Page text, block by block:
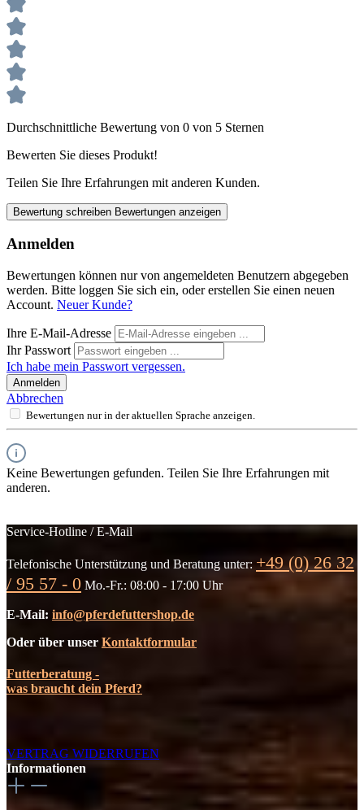
Durchschnittliche Bewertung von 0 von 5 Sternen
Bewerten Sie dieses Produkt!
Teilen Sie Ihre Erfahrungen mit anderen Kunden.
Bewertung schreiben Bewertungen anzeigen
Anmelden
Bewertungen können nur von angemeldeten Benutzern abgegeben
werden. Bitte loggen Sie sich ein, oder erstellen Sie einen neuen
Account. Neuer Kunde?
Ihre E-Mail-Adresse
Ihr Passwort
Ich habe mein Passwort vergessen.
Anmelden
Abbrechen
Bewertungen nur in der aktuellen Sprache anzeigen.
Keine Bewertungen gefunden. Teilen Sie Ihre Erfahrungen mit
anderen.
Service-Hotline / E-Mail
Telefonische Unterstützung und Beratung unter: +49 (0) 26 32
/ 95 57 - 0 Mo.-Fr.: 08:00 - 17:00 Uhr
E-Mail: info@pferdefuttershop.de
Oder über unser Kontaktformular
Futterberatung -
was braucht dein Pferd?
VERTRAG WIDERRUFEN
Informationen